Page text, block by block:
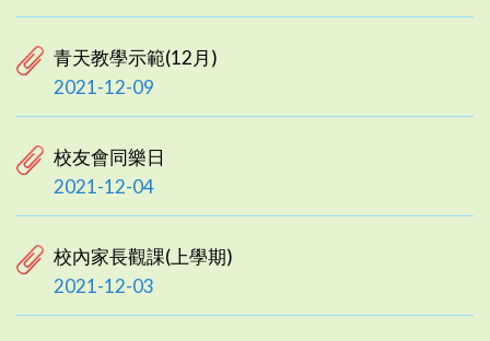
青天教學示範(12月)
2021-12-09
校友會同樂日
2021-12-04
校內家長觀課(上學期)
2021-12-03